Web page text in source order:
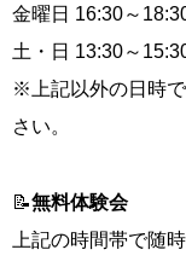
金曜日 16:30～
土・日 13:30～
※上記以外の日時
さい。
📝無料体験会
上記の時間帯で随